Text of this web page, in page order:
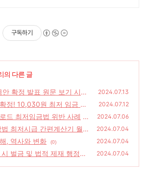
구독하기
의 다른 글
확정 발표 원문 보기 시급
상
(0)
2024.07.13
정! 10,030원 최저 임금 극
계산기
(0)
2024.07.12
드 최저임금법 위반 사례 2024.07.06
최저시급 간편계산기 월급
금법이란?
(0)
2024.07.04
, 역사와 변화 (0) 2024.07.04
벌금 및 법적 제재 행정처
2024.07.04